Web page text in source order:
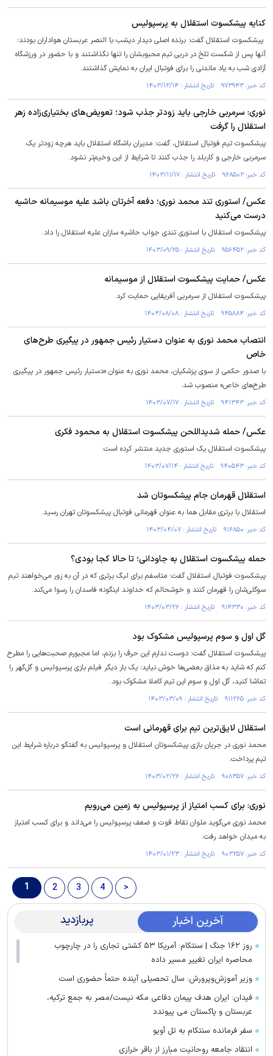
کنایه پیشکسوت استقلال به پرسپولیس
پیشکسوت استقلال گفت: برنده اصلی دیدار دیشب با النصر عربستان هواداران بودند؛
آنها پس از شکست تلخ در دربی تیم محبوبشان را تنها نگذاشتند و با حضور در ورزشگاه
آزادی شب به یاد ماندنی را برای فوتبال ایران به نمایش گذاشتند.
کد خبر: ۹۷۳۹۴۳ تاریخ انتشار : ۱۴۰۳/۱۲/۱۴
نوری: سرمربی خارجی باید زودتر جذب شود؛ تعویض‌های بختیاری‌زاده زهر
استقلال را گرفت
پیشکسوت تیم فوتبال استقلال، گفت:‌ مدیران باشگاه استقلال باید هرچه زودتر یک
سرمربی خارجی و کاربلد را جذب کنند تا شرایط از این وخیم‌تر نشود.
کد خبر: ۹۶۸۵۰۲ تاریخ انتشار : ۱۴۰۳/۱۱/۱۷
عکس/ استوری تند محمد نوری؛ دفعه آخرتان باشد علیه موسیمانه حاشیه
درست می‌کنید
پیشکسوت استقلال با استوری تندی جواب حاشیه سازان علیه استقلال را داد.
کد خبر: ۹۵۶۴۵۲ تاریخ انتشار : ۱۴۰۳/۰۹/۲۵
عکس/ حمایت پیشکسوت استقلال از موسیمانه
پیشکسوت استقلال از سرمربی آفریقایی حمایت کرد.
کد خبر: ۹۴۵۸۸۴ تاریخ انتشار : ۱۴۰۳/۰۸/۰۸
انتصاب محمد نوری به عنوان دستیار رئیس جمهور در پیگیری طرح‌های
خاص
با صدور حکمی از سوی پزشکیان، محمد نوری به عنوان «دستیار رئیس جمهور در پیگیری
طرح‌های خاص» منصوب شد.
کد خبر: ۹۴۱۳۴۳ تاریخ انتشار : ۱۴۰۳/۰۷/۱۷
عکس/ حمله شدیداللحن پیشکسوت استقلال به محمود فکری
پیشکسوت استقلال یک استوری جدید منتشر کرده است.
کد خبر: ۹۴۰۵۴۳ تاریخ انتشار : ۱۴۰۳/۰۷/۱۴
استقلال قهرمان جام پیشکسوتان شد
استقلال با برتری مقابل هما به عنوان قهرمانی فوتبال پیشکسوتان تهران رسید.
کد خبر: ۹۱۶۸۵۰ تاریخ انتشار : ۱۴۰۳/۰۴/۰۷
حمله پیشکسوت استقلال به جاودانی؛ تا حالا کجا بودی؟
پیشکسوت فوتبال استقلال گفت: متاسفم برای لیگ برتری که در آن به زور می‌خواهند تیم
سوگلی‌شان را قهرمان کنند و خوشحالم که خداوند اینگونه فاسدان را رسوا می‌کند.
کد خبر: ۹۱۴۳۳۰ تاریخ انتشار : ۱۴۰۳/۰۳/۲۶
گل اول و سوم پرسپولیس مشکوک بود
پیشکسوت استقلال گفت: دوست ندارم این حرف را بزنم، اما مجبورم صحبت‌هایی را مطرح
کنم که شاید به مذاق بعضی‌ها خوش نیاید؛ یک بار دیگر فیلم بازی پرسپولیس و گل‌گهر را
تماشا کنید، گل اول و سوم این تیم کاملا مشکوک بود.
کد خبر: ۹۱۱۲۶۵ تاریخ انتشار : ۱۴۰۳/۰۳/۰۹
استقلال لایق‌ترین تیم برای قهرمانی است
محمد نوری در جریان بازی پیشکسوتان استقلال و پرسپولیس به گفتگو درباره شرایط این
تیم پرداخت.
کد خبر: ۹۰۸۳۵۷ تاریخ انتشار : ۱۴۰۳/۰۲/۲۶
نوری: برای کسب امتیاز از پرسپولیس به زمین می‌رویم
محمد نوری می‌گوید ملوان نقاط قوت و ضعف پرسپولیس را می‌داند و برای کسب امتیاز
به میدان خواهد رفت.
کد خبر: ۹۰۳۲۵۷ تاریخ انتشار : ۱۴۰۳/۰۱/۲۳
1 2 3 4 >
آخرین اخبار پربازدید
روز ۱۶۲ جنگ | سنتکام: آمریکا ۵۳ کشتی تجاری را در چارچوب
محاصره ایران تغییر مسیر داده
وزیر آموزش‌وپرورش: سال تحصیلی آینده حتماً حضوری است
فیدان: ایران هدف پیمان دفاعی مکه نیست/مصر به جمع ترکیه،
عربستان و پاکستان می پیوندد
سفر فرمانده سنتکام به تل آویو
انتقاد جامعه روحانیت مبارز از باقر خرازی